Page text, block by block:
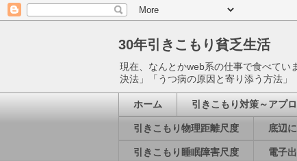
30年引きこもり貧乏生活
現在、なんとかweb系の仕事で食べてい
決法」「うつ病の原因と寄り添う方法」
ホーム 引きこもり対策～アプ
引きこもり物理距離尺度 底辺
引きこもり睡眠障害尺度 電子